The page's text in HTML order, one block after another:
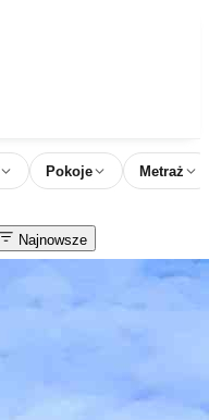
Pokoje Metraż
Najnowsze